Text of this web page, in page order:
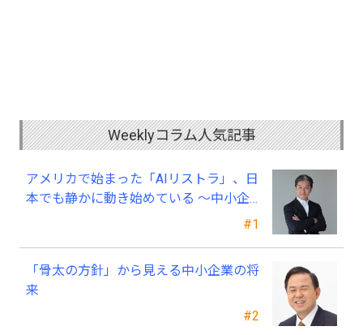
Weeklyコラム人気記事
#1
アメリカで始まった「AIリストラ」、日
本でも静かに動き始めている ～中小企
業経営者が今、見直すべき採用・業務・
#2
「骨太の方針」から見える中小企業の将
来